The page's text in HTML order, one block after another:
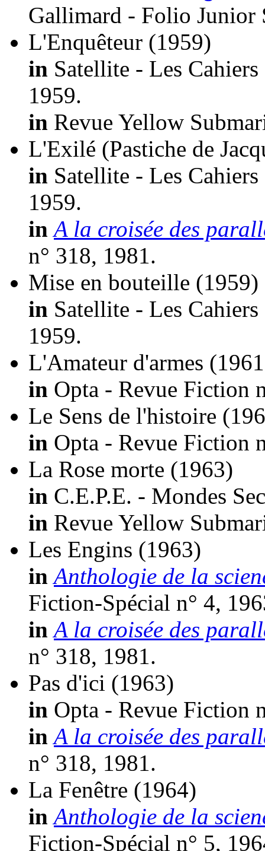
Gallimard - Folio Junior
L'Enquêteur (1959)
in Satellite - Les
1959.
in Revue Yellow
L'Exilé (Pastiche de
in Satellite - Les
1959.
in A la croisée des
n° 318, 1981.
Mise en bouteille (1959)
in Satellite - Les
1959.
L'Amateur d'armes
in Opta - Revue Fiction
Le Sens de l'histoire
in Opta - Revue Fiction
La Rose morte (1963)
in C.E.P.E. - Mondes
in Revue Yellow
Les Engins (1963)
in Anthologie de la
Fiction-Spécial n° 4,
in A la croisée des
n° 318, 1981.
Pas d'ici (1963)
in Opta - Revue Fiction
in A la croisée des
n° 318, 1981.
La Fenêtre (1964)
in Anthologie de la
Fiction-Spécial n° 5,